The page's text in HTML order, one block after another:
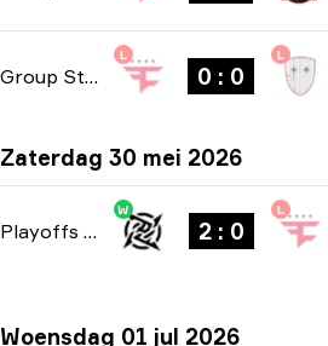
Group Stage -bo1
L
0 : 0
L
Zaterdag 30 mei 2026
Playoffs bo3
W
2 : 0
L
Woensdag 01 jul 2026